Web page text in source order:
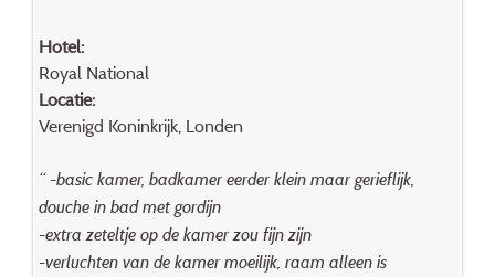
Hotel:
Royal National
Locatie:
Verenigd Koninkrijk, Londen
“ -basic kamer, badkamer eerder klein maar gerieflijk,
douche in bad met gordijn
-extra zeteltje op de kamer zou fijn zijn
-verluchten van de kamer moeilijk, raam alleen is